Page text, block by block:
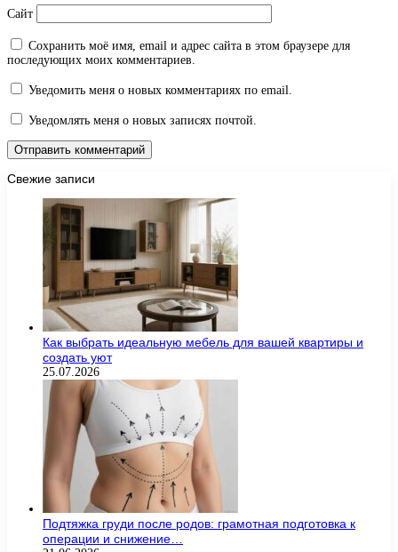
Сайт
Сохранить моё имя, email и адрес сайта в этом браузере для
последующих моих комментариев.
Уведомить меня о новых комментариях по email.
Уведомлять меня о новых записях почтой.
Свежие записи
Как выбрать идеальную мебель для вашей квартиры и
создать уют
25.07.2026
Подтяжка груди после родов: грамотная подготовка к
операции и снижение…